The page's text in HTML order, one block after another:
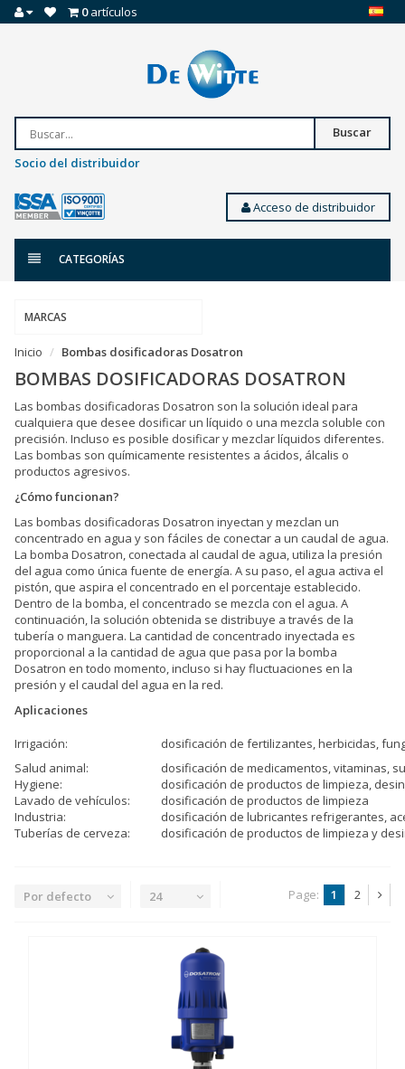
0artículos
Buscar
Socio del distribuidor
Acceso de distribuidor
CATEGORÍAS
MARCAS
Inicio Bombas dosificadoras Dosatron
BOMBAS DOSIFICADORAS DOSATRON
Las bombas dosificadoras Dosatron son la solución ideal para
cualquiera que desee dosificar un líquido o una mezcla soluble con
precisión. Incluso es posible dosificar y mezclar líquidos diferentes.
Las bombas son químicamente resistentes a ácidos, álcalis o
productos agresivos.
¿Cómo funcionan?
Las bombas dosificadoras Dosatron inyectan y mezclan un
concentrado en agua y son fáciles de conectar a un caudal de agua.
La bomba Dosatron, conectada al caudal de agua, utiliza la presión
del agua como única fuente de energía. A su paso, el agua activa el
pistón, que aspira el concentrado en el porcentaje establecido.
Dentro de la bomba, el concentrado se mezcla con el agua. A
continuación, la solución obtenida se distribuye a través de la
tubería o manguera. La cantidad de concentrado inyectada es
proporcional a la cantidad de agua que pasa por la bomba
Dosatron en todo momento, incluso si hay fluctuaciones en la
presión y el caudal del agua en la red.
Aplicaciones
Irrigación:
dosificación de fertilizantes, herbicidas,
Salud animal:
dosificación de medicamentos, vitaminas,
Hygiene:
dosificación de productos de limpieza,
Lavado de vehículos:
dosificación de productos de limpieza
Industria:
dosificación de lubricantes refrigerantes,
Tuberías de cerveza:
dosificación de productos de limpieza y
Por defecto 24 Page: 1 2